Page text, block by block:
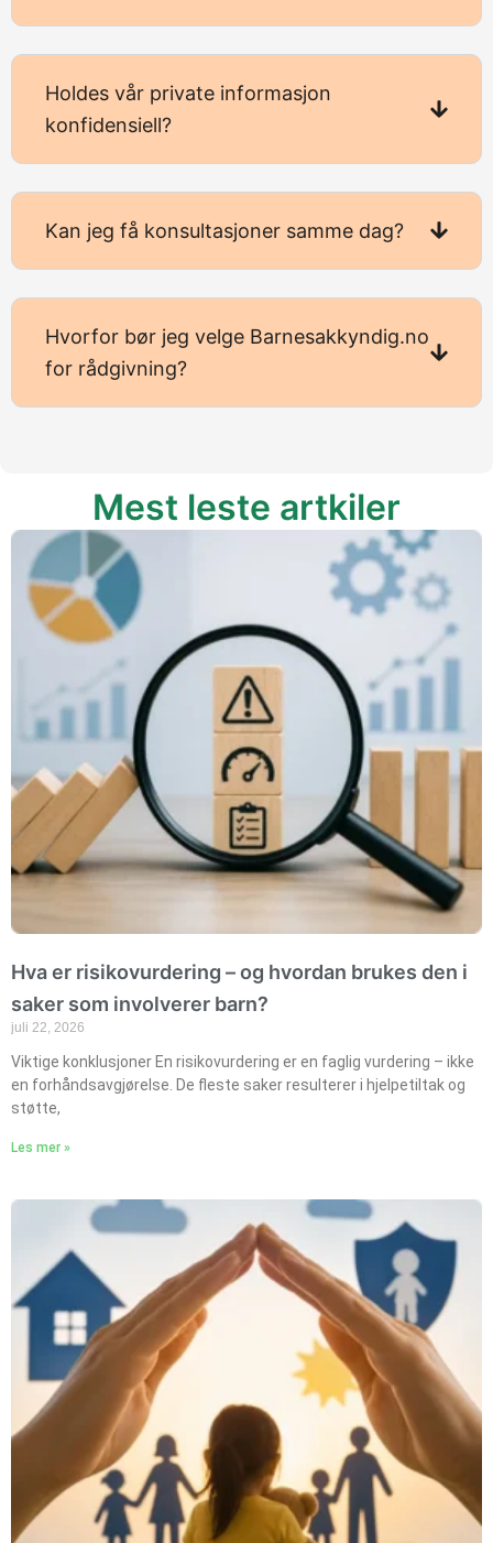
Holdes vår private informasjon
konfidensiell?
Kan jeg få konsultasjoner samme dag?
Hvorfor bør jeg velge Barnesakkyndig.no
for rådgivning?
Mest leste artkiler
Hva er risikovurdering – og hvordan brukes den i
saker som involverer barn?
juli 22, 2026
Viktige konklusjoner En risikovurdering er en faglig vurdering – ikke
en forhåndsavgjørelse. De fleste saker resulterer i hjelpetiltak og
støtte,
Les mer »